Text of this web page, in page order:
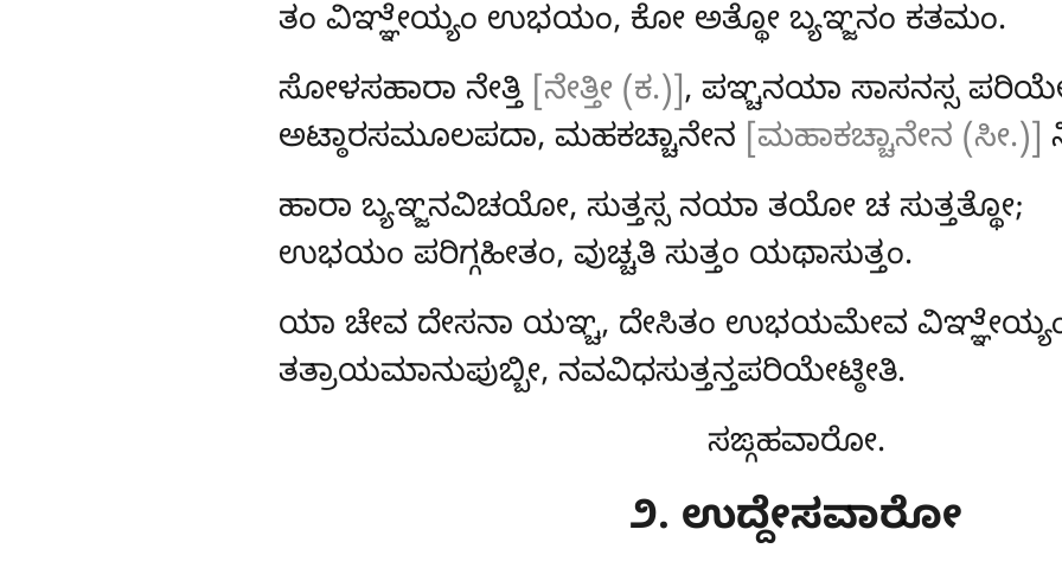
ತಂ ವಿಞ್ಞೇಯ್ಯಂ ಉಭಯಂ, ಕೋ ಅತ್ಥೋ ಬ್ಯಞ್ಜನಂ ಕತಮಂ.
ಸೋಳಸಹಾರಾ ನೇತ್ತಿ [ನೇತ್ತೀ (ಕ.)] , ಪಞ್ಚನಯಾ ಸಾಸನಸ್ಸ
ಅಟ್ಠಾರಸಮೂಲಪದಾ, ಮಹಕಚ್ಚಾನೇನ [ಮಹಾಕಚ್ಚಾನೇನ (ಸೀ.)]
ಹಾರಾ ಬ್ಯಞ್ಜನವಿಚಯೋ, ಸುತ್ತಸ್ಸ ನಯಾ ತಯೋ ಚ ಸುತ್ತತ್ಥೋ;
ಉಭಯಂ ಪರಿಗ್ಗಹೀತಂ, ವುಚ್ಚತಿ ಸುತ್ತಂ ಯಥಾಸುತ್ತಂ.
ಯಾ ಚೇವ ದೇಸನಾ ಯಞ್ಚ, ದೇಸಿತಂ ಉಭಯಮೇವ
ತತ್ರಾಯಮಾನುಪುಬ್ಬೀ, ನವವಿಧಸುತ್ತನ್ತಪರಿಯೇಟ್ಠೀತಿ.
ಸಙ್ಗಹವಾರೋ.
೨. ಉದ್ದೇಸವಾರೋ